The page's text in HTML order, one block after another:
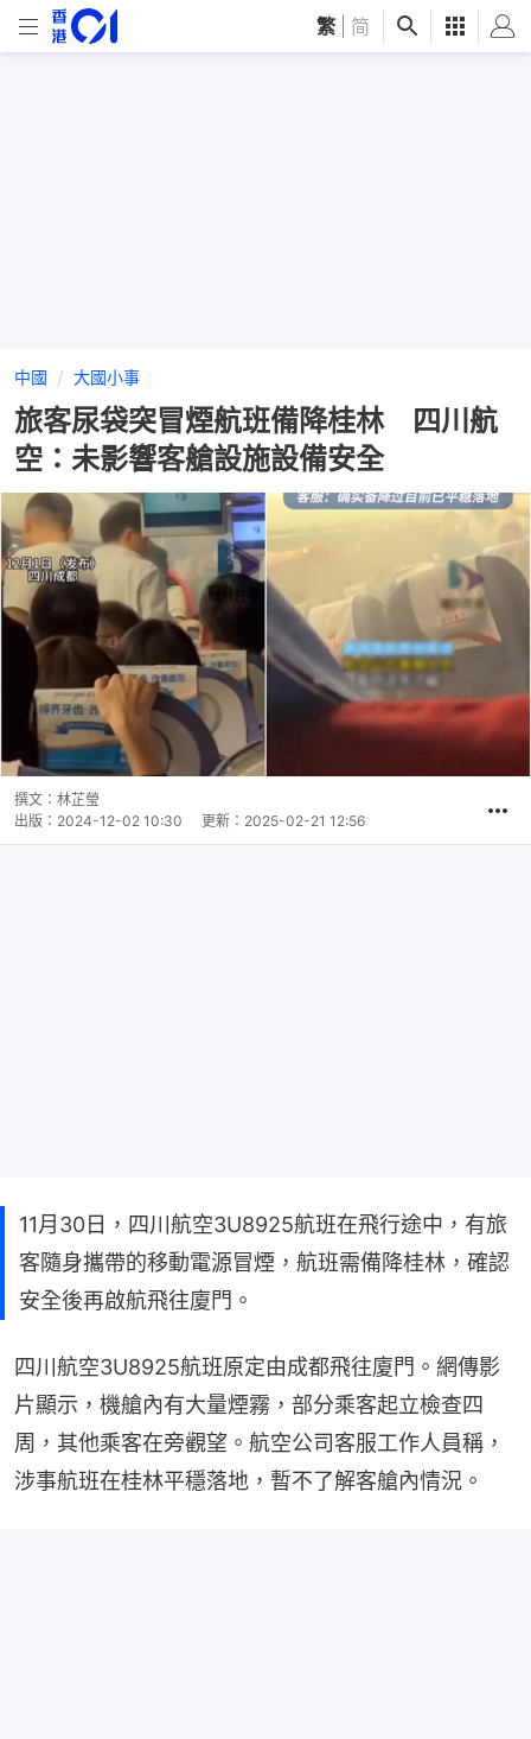
繁 简
中國 大國小事
旅客尿袋突冒煙航班備降桂林 四川航
空：未影響客艙設施設備安全
撰文： 林芷瑩
出版： 2024-12-02 10:30 更新： 2025-02-21 12:56
11月30日，四川航空3U8925航班在飛行途中，有旅
客隨身攜帶的移動電源冒煙，航班需備降桂林，確認
安全後再啟航飛往廈門。
四川航空3U8925航班原定由成都飛往廈門。網傳影
片顯示，機艙內有大量煙霧，部分乘客起立檢查四
周，其他乘客在旁觀望。航空公司客服工作人員稱，
涉事航班在桂林平穩落地，暫不了解客艙內情況。